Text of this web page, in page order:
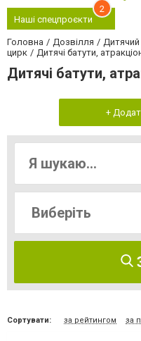
Наші спецпроєкти
2
Головна Дозвілля
Дитячий
цирк
Дитячі батути,
Дитячі батути,
+
Сортувати: за рейтингом за